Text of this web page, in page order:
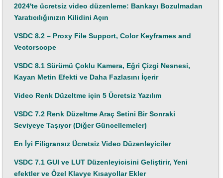
2024'te ücretsiz video düzenleme: Bankayı Bozulmadan
Yaratıcılığınızın Kilidini Açın
VSDC 8.2 – Proxy File Support, Color Keyframes and
Vectorscope
VSDC 8.1 Sürümü Çoklu Kamera, Eğri Çizgi Nesnesi,
Kayan Metin Efekti ve Daha Fazlasını İçerir
Video Renk Düzeltme için 5 Ücretsiz Yazılım
VSDC 7.2 Renk Düzeltme Araç Setini Bir Sonraki
Seviyeye Taşıyor (Diğer Güncellemeler)
En İyi Filigransız Ücretsiz Video Düzenleyiciler
VSDC 7.1 GUI ve LUT Düzenleyicisini Geliştirir, Yeni
efektler ve Özel Klavye Kısayollar Ekler